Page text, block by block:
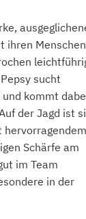
ihren Menschen
sucht
kommt
der Jagd ist
Schärfe am
im Team
in der